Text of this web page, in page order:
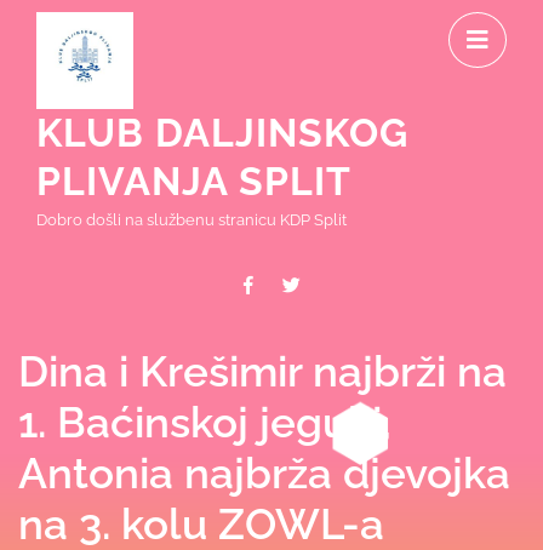
content
KLUB DALJINSKOG
PLIVANJA SPLIT
Dobro došli na službenu stranicu KDP Split
Facebook
Dina i Krešimir najbrži na
1. Baćinskoj jegulji,
Antonia najbrža djevojka
na 3. kolu ZOWL-a